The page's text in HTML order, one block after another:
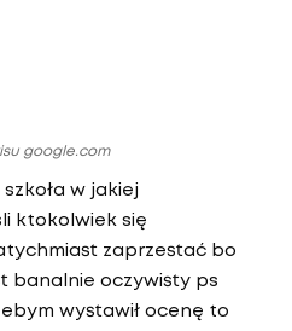
google.com
w jakiej
ktokolwiek się
zaprzestać bo
banalnie oczywisty ps
wystawił ocenę to